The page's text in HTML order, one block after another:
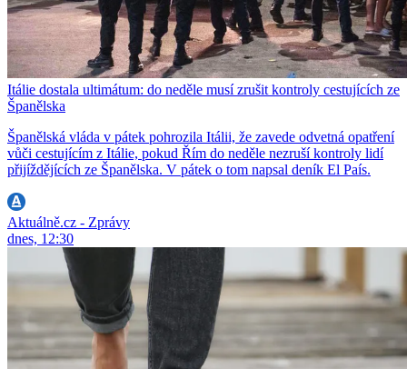
Itálie dostala ultimátum: do neděle musí zrušit kontroly cestujících ze
Španělska
Španělská vláda v pátek pohrozila Itálii, že zavede odvetná opatření
vůči cestujícím z Itálie, pokud Řím do neděle nezruší kontroly lidí
přijíždějících ze Španělska. V pátek o tom napsal deník El País.
Aktuálně.cz - Zprávy
dnes, 12:30